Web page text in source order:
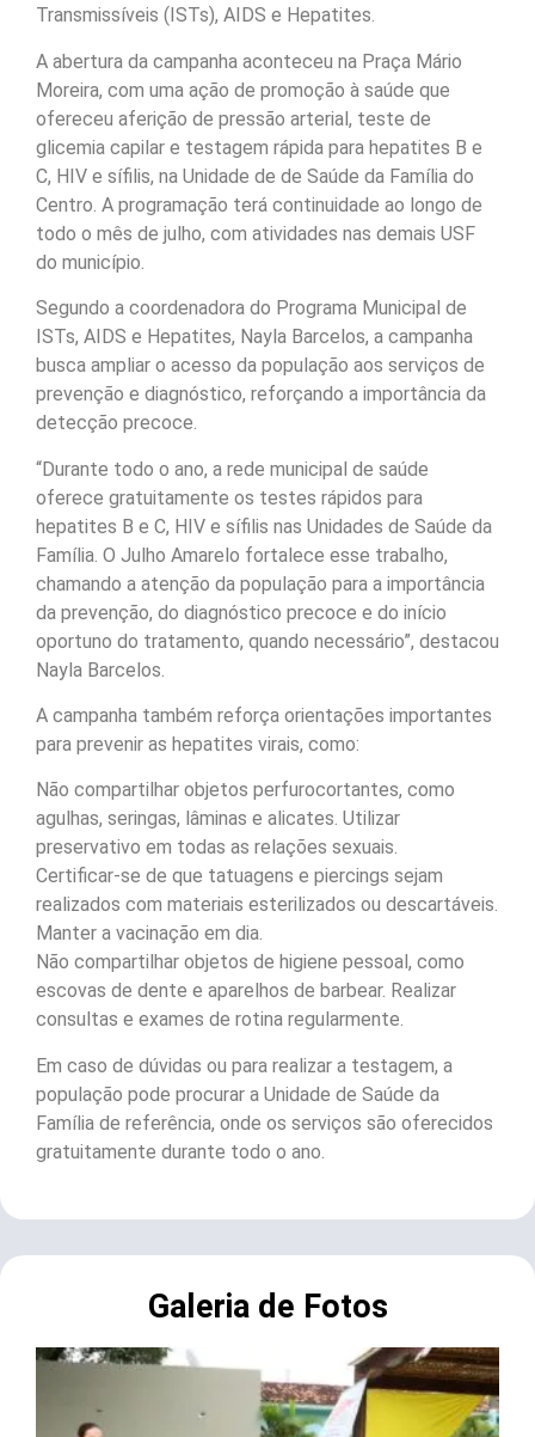
Transmissíveis (ISTs), AIDS e Hepatites.
A abertura da campanha aconteceu na Praça Mário
Moreira, com uma ação de promoção à saúde que
ofereceu aferição de pressão arterial, teste de
glicemia capilar e testagem rápida para hepatites B e
C, HIV e sífilis, na Unidade de de Saúde da Família do
Centro. A programação terá continuidade ao longo de
todo o mês de julho, com atividades nas demais USF
do município.
Segundo a coordenadora do Programa Municipal de
ISTs, AIDS e Hepatites, Nayla Barcelos, a campanha
busca ampliar o acesso da população aos serviços de
prevenção e diagnóstico, reforçando a importância da
detecção precoce.
“Durante todo o ano, a rede municipal de saúde
oferece gratuitamente os testes rápidos para
hepatites B e C, HIV e sífilis nas Unidades de Saúde da
Família. O Julho Amarelo fortalece esse trabalho,
chamando a atenção da população para a importância
da prevenção, do diagnóstico precoce e do início
oportuno do tratamento, quando necessário”, destacou
Nayla Barcelos.
A campanha também reforça orientações importantes
para prevenir as hepatites virais, como:
Não compartilhar objetos perfurocortantes, como
agulhas, seringas, lâminas e alicates. Utilizar
preservativo em todas as relações sexuais.
Certificar-se de que tatuagens e piercings sejam
realizados com materiais esterilizados ou descartáveis.
Manter a vacinação em dia.
Não compartilhar objetos de higiene pessoal, como
escovas de dente e aparelhos de barbear. Realizar
consultas e exames de rotina regularmente.
Em caso de dúvidas ou para realizar a testagem, a
população pode procurar a Unidade de Saúde da
Família de referência, onde os serviços são oferecidos
gratuitamente durante todo o ano.
Galeria de Fotos